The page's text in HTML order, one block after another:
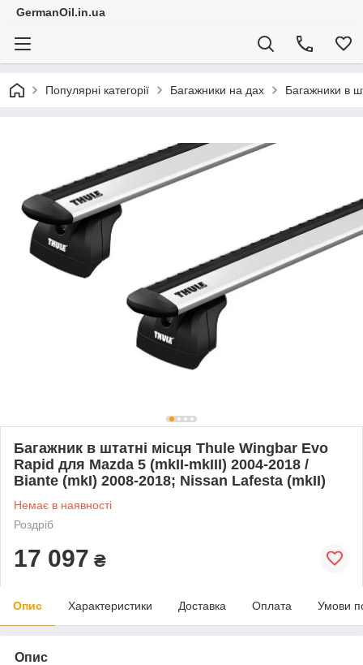
GermanOil.in.ua
Популярні категорії Багажники на дах Багажники в
Багажник в штатні місця Thule Wingbar Evo
Rapid для Mazda 5 (mkII-mkIII) 2004-2018 /
Biante (mkI) 2008-2018; Nissan Lafesta (mkII)
Немає в наявності
Роздріб
17 097 ₴
Опис Характеристики Доставка Оплата Умови
Опис